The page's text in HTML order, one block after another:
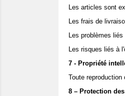
Les articles sont
Les frais de
Les problèmes
Les risques liés à
7 - Propriété
Toute
8 – Protection